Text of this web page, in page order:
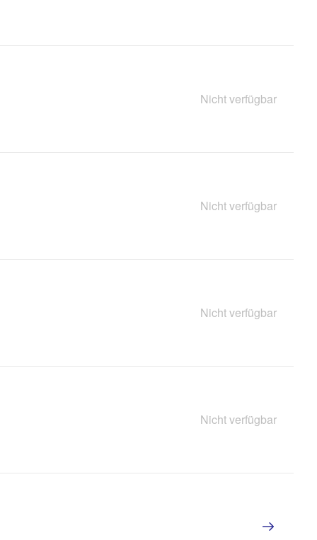
Nicht verfügbar
Nicht verfügbar
Nicht verfügbar
Nicht verfügbar